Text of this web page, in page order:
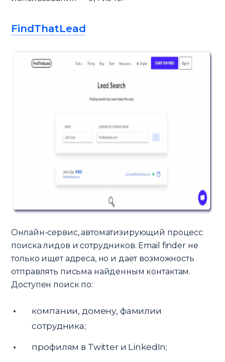
FindThatLead
Онлайн-сервис, автоматизирующий процесс
поиска лидов и сотрудников. Email finder не
только ищет адреса, но и дает возможность
отправлять письма найденным контактам.
Доступен поиск по:
компании, домену, фамилии
сотрудника;
профилям в Twitter и LinkedIn;